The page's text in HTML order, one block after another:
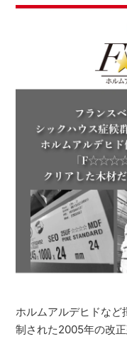
ホルムアルデヒドなど
制された2005年の改